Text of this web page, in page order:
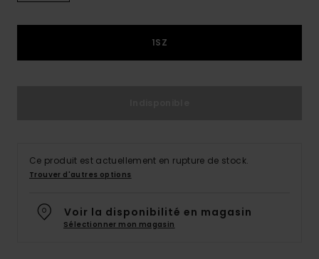
1SZ
Ce produit est actuellement en rupture de stock.
Trouver d'autres options
Voir la disponibilité en magasin
Sélectionner mon magasin